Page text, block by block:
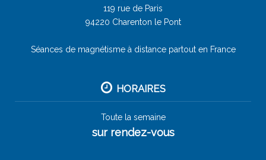
119 rue de Paris
94220 Charenton le Pont
Séances de magnétisme à distance partout en France
HORAIRES
Toute la semaine
sur rendez-vous